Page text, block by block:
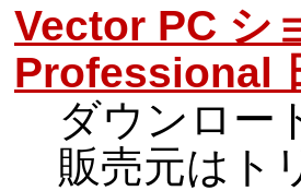
Vector PC シ
Professional
ダウンロー
販売元はト